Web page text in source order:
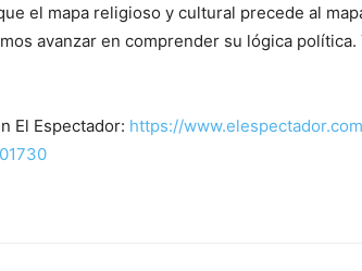
el mapa religioso y cultural precede al
avanzar en comprender su lógica política.
El Espectador: https://